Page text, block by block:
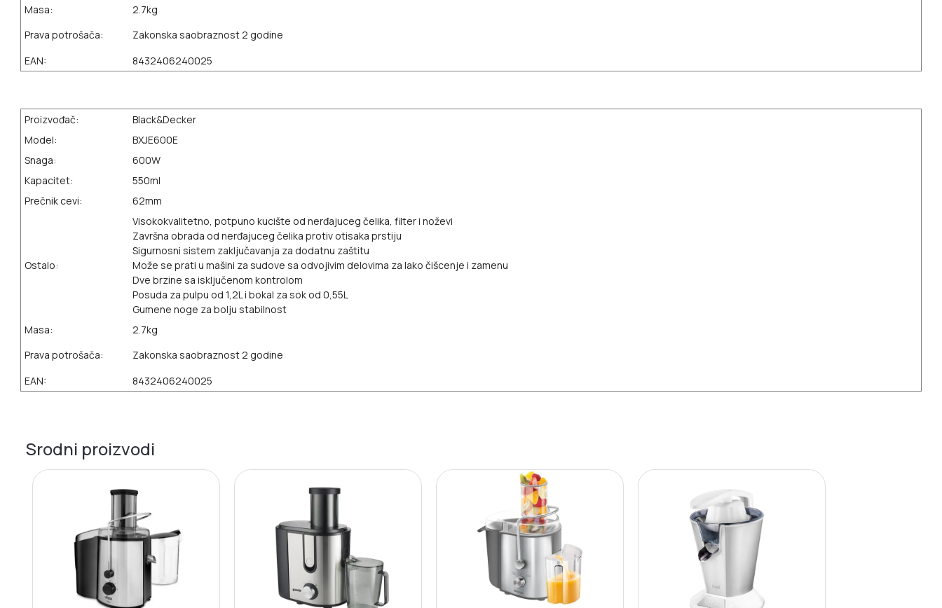
Masa:
2.7kg
Prava potrošača:
Zakonska saobraznost 2 godine
EAN:
8432406240025
Proizvođač:
Black&Decker
Model:
BXJE600E
Snaga:
600W
Kapacitet:
550ml
Prečnik cevi:
62mm
Ostalo:
Visokokvalitetno, potpuno kucište od nerđajuceg čelika, filter i noževi
Završna obrada od nerđajuceg čelika protiv otisaka prstiju
Sigurnosni sistem zaključavanja za dodatnu zaštitu
Može se prati u mašini za sudove sa odvojivim delovima za lako čišcenje i zamenu
Dve brzine sa isključenom kontrolom
Posuda za pulpu od 1,2L i bokal za sok od 0,55L
Gumene noge za bolju stabilnost
Masa:
2.7kg
Prava potrošača:
Zakonska saobraznost 2 godine
EAN:
8432406240025
Srodni proizvodi